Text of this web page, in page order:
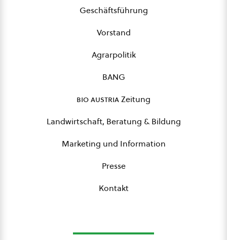
Geschäftsführung
Vorstand
Agrarpolitik
BANG
bio austriaZeitung
Landwirtschaft, Beratung & Bildung
Marketing und Information
Presse
Kontakt